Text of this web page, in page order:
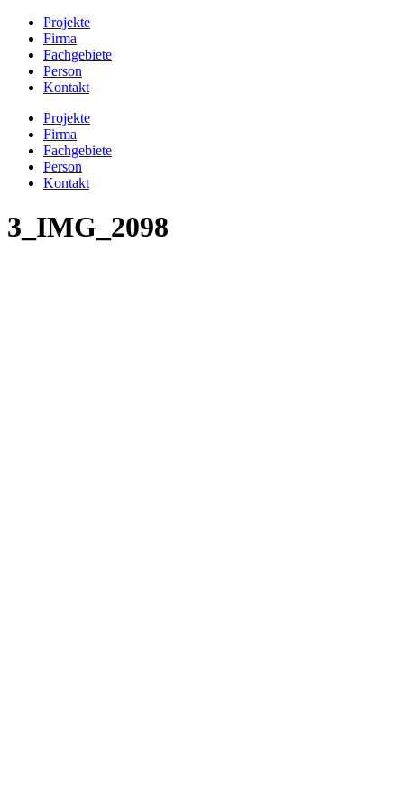
Projekte
Firma
Fachgebiete
Person
Kontakt
Projekte
Firma
Fachgebiete
Person
Kontakt
3_IMG_2098